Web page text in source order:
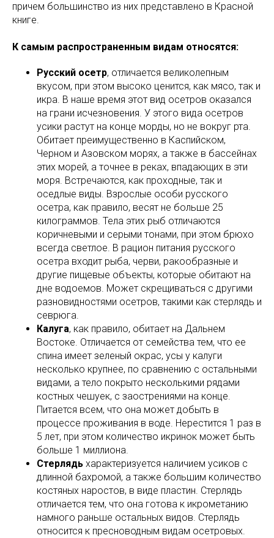
причем большинство из них представлено в Красной
книге.
К самым распространенным видам относятся:
Русский осетр, отличается великолепным
вкусом, при этом высоко ценится, как мясо, так и
икра. В наше время этот вид осетров оказался
на грани исчезновения. У этого вида осетров
усики растут на конце морды, но не вокруг рта.
Обитает преимущественно в Каспийском,
Черном и Азовском морях, а также в бассейнах
этих морей, а точнее в реках, впадающих в эти
моря. Встречаются, как проходные, так и
оседлые виды. Взрослые особи русского
осетра, как правило, весят не больше 25
килограммов. Тела этих рыб отличаются
коричневыми и серыми тонами, при этом брюхо
всегда светлое. В рацион питания русского
осетра входит рыба, черви, ракообразные и
другие пищевые объекты, которые обитают на
дне водоемов. Может скрещиваться с другими
разновидностями осетров, такими как стерлядь и
севрюга.
Калуга, как правило, обитает на Дальнем
Востоке. Отличается от семейства тем, что ее
спина имеет зеленый окрас, усы у калуги
несколько крупнее, по сравнению с остальными
видами, а тело покрыто несколькими рядами
костных чешуек, с заострениями на конце.
Питается всем, что она может добыть в
процессе проживания в воде. Нерестится 1 раз в
5 лет, при этом количество икринок может быть
больше 1 миллиона.
Стерлядь характеризуется наличием усиков с
длинной бахромой, а также большим количество
костяных наростов, в виде пластин. Стерлядь
отличается тем, что она готова к икрометанию
намного раньше остальных видов. Стерлядь
относится к пресноводным видам осетровых.